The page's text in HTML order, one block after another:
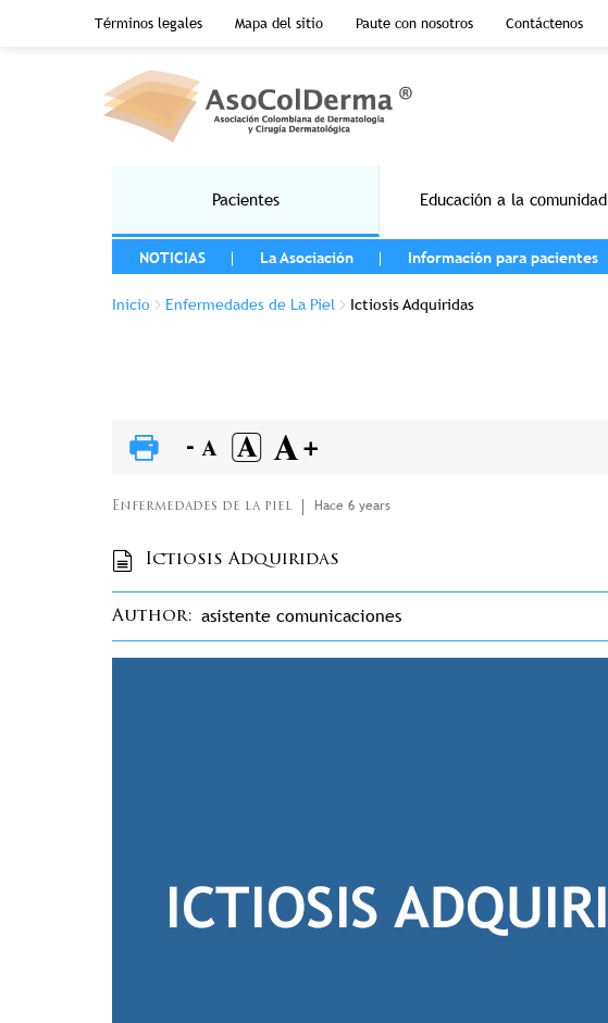
Pasar al contenido principal
Términos legales
Mapa del sitio Paute con nosotros Contáctenos
Pacientes Educación a la comunidad
MENU LEFT
NOTICIAS
La Asociación Información para pacientes
Sobrescribir enlaces de ayuda a la navegación
Inicio Enfermedades de La Piel Ictiosis Adquiridas
Enfermedades de la piel Hace 6 years
Ictiosis Adquiridas
Author asistente comunicaciones